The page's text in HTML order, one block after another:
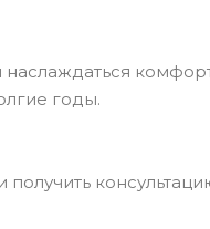
годы.
и получить